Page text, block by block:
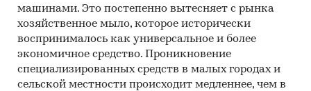
машинами. Это постепенно вытесняет с рынка
хозяйственное мыло, которое исторически
воспринималось как универсальное и более
экономичное средство. Проникновение
специализированных средств в малых городах и
сельской местности происходит медленнее, чем в